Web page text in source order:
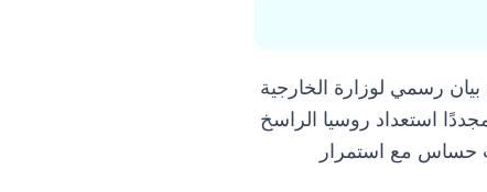
رسمي لوزارة الخارجية
استعداد روسيا الراسخ
حساس مع استمرار